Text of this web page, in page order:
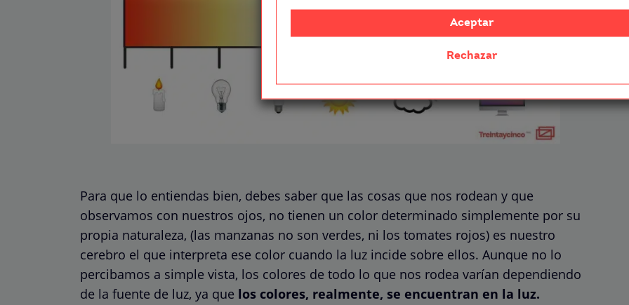
Para que lo entiendas bien, debes saber que las cosas que nos rodean y que
observamos con nuestros ojos, no tienen un color determinado simplemente por su
propia naturaleza, (las manzanas no son verdes, ni los tomates rojos) es nuestro
cerebro el que interpreta ese color cuando la luz incide sobre ellos. Aunque no lo
percibamos a simple vista, los colores de todo lo que nos rodea varían dependiendo
de la fuente de luz, ya que los colores, realmente, se encuentran en la luz.
Aceptar
Rechazar